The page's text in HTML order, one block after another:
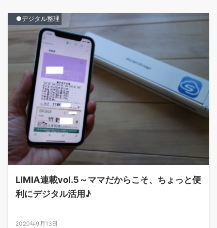
●デジタル整理
LIMIA連載vol.5～ママだからこそ、ちょっと便
利にデジタル活用♪
2020年9月13日